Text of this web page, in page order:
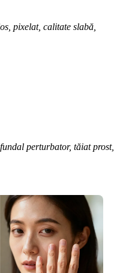
pixelat, calitate slabă,
perturbator, tăiat prost,